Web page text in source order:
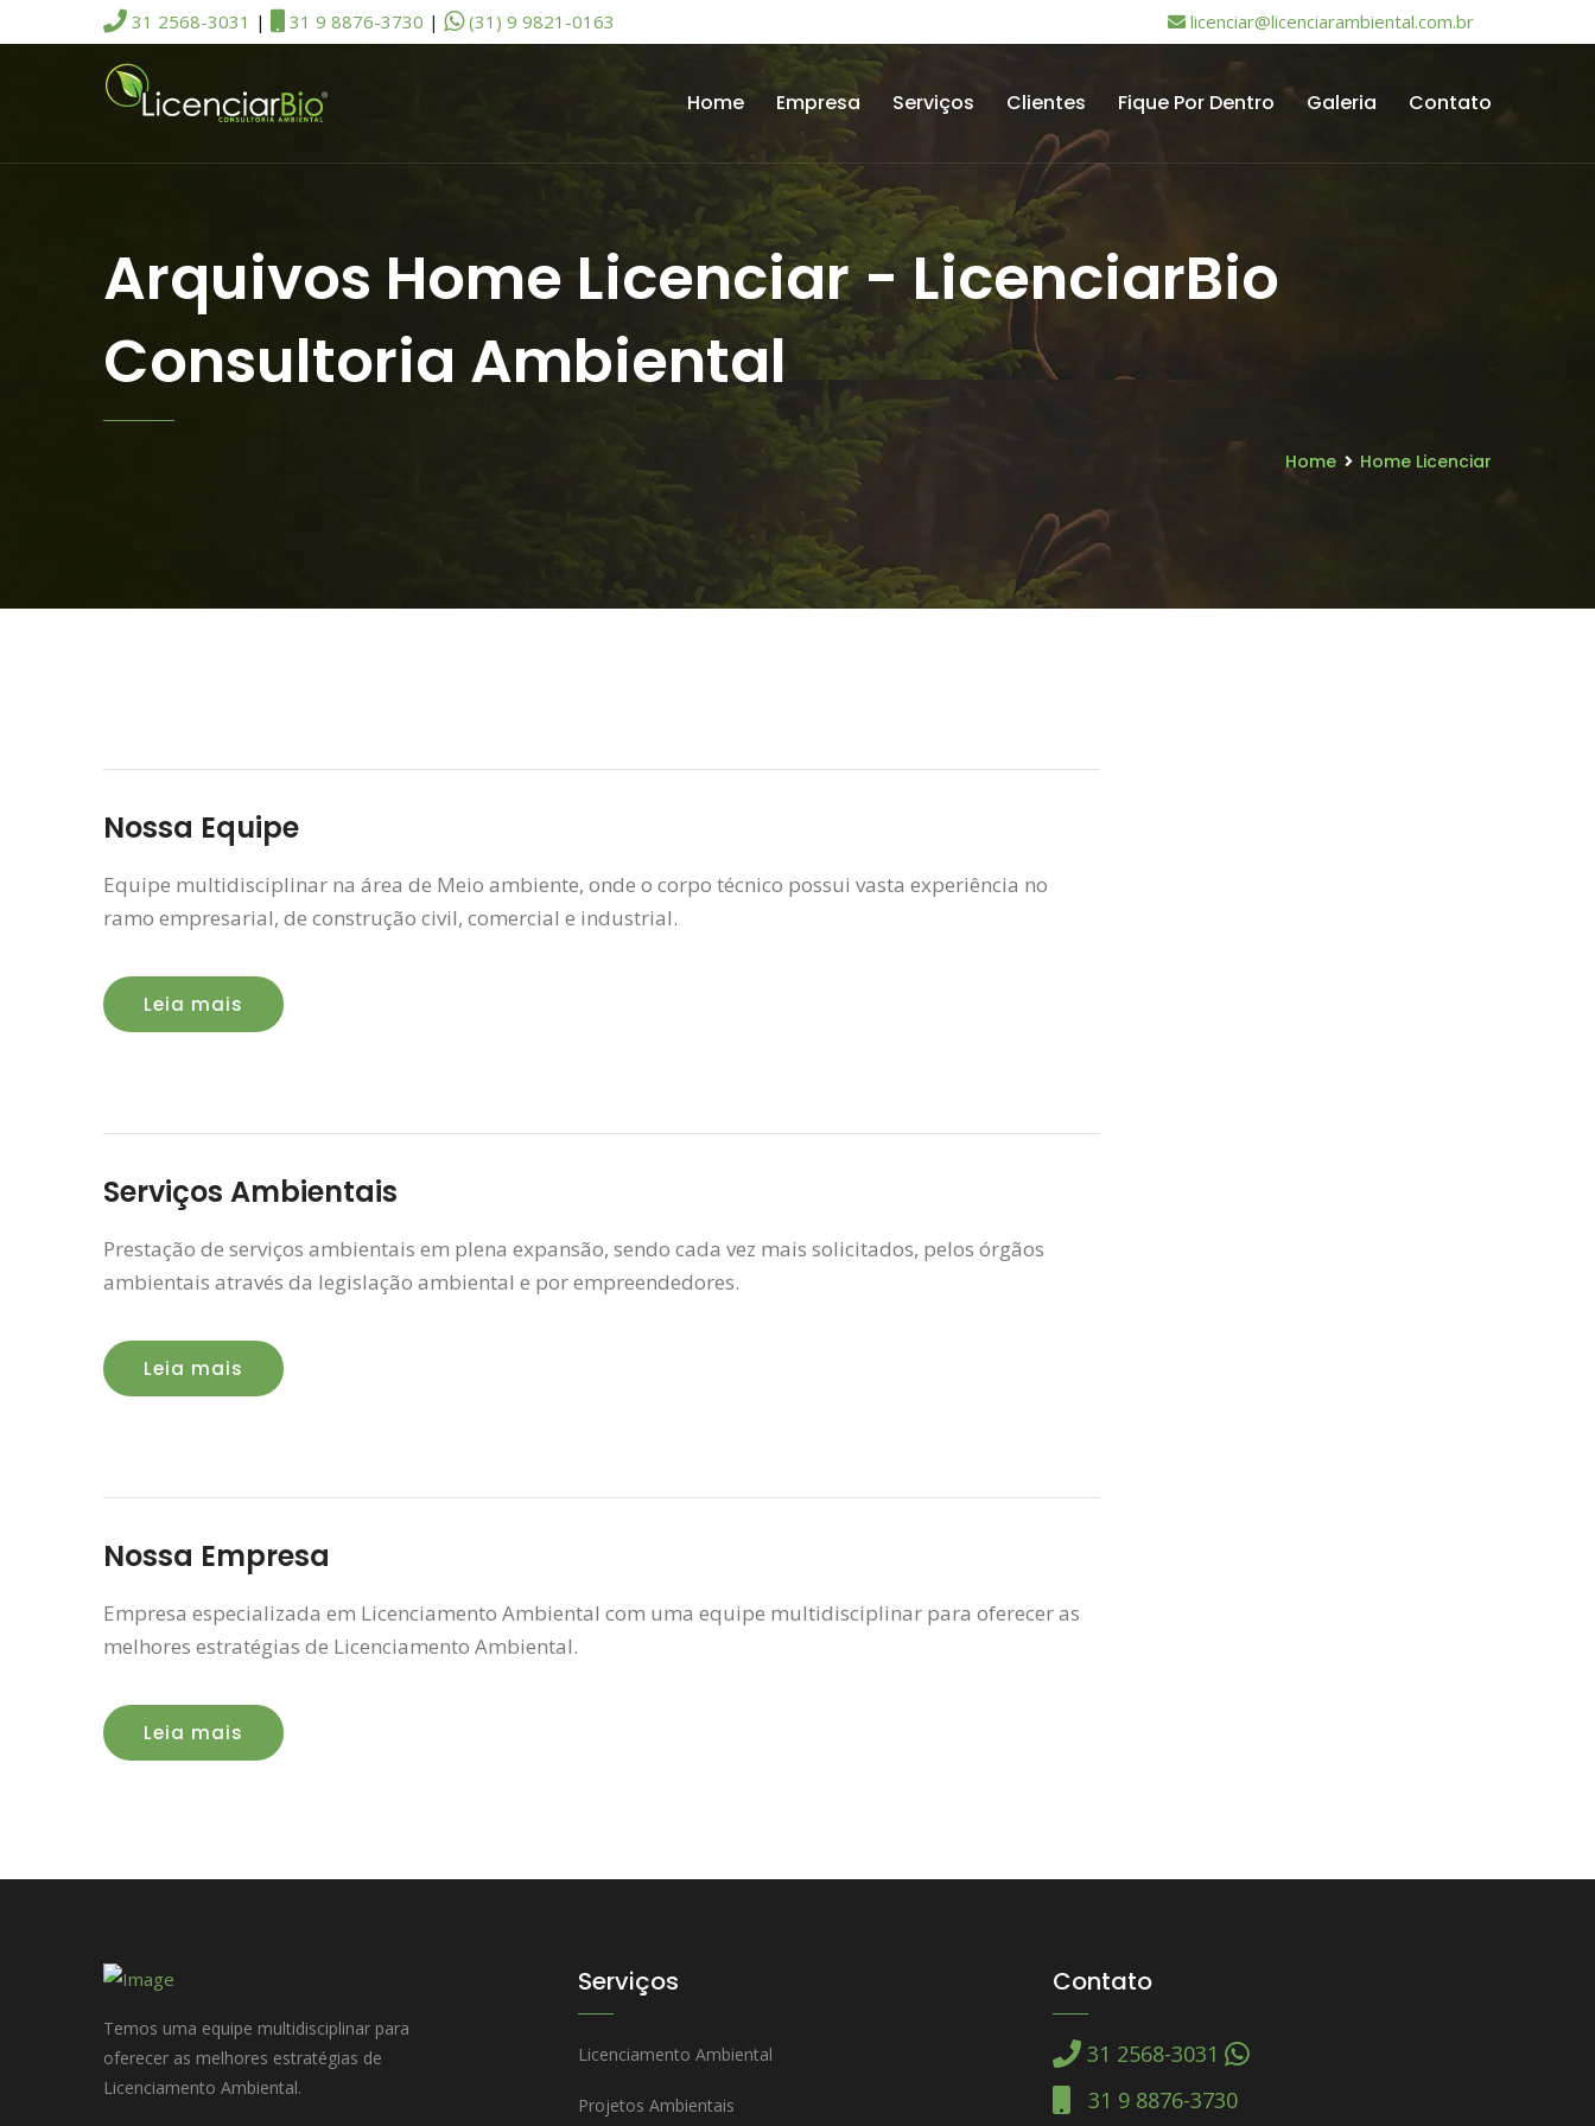
31 2568-3031 | 31 9 8876-3730 | (31) 9 9821-0163 licenciar@licenciarambiental.com.br
Home Empresa Serviços Clientes Fique Por Dentro Galeria Contato
Arquivos Home Licenciar - LicenciarBio
Consultoria Ambiental
Home Home Licenciar
Nossa Equipe
Equipe multidisciplinar na área de Meio ambiente, onde o corpo técnico possui vasta experiência no
ramo empresarial, de construção civil, comercial e industrial.
Leia mais
Serviços Ambientais
Prestação de serviços ambientais em plena expansão, sendo cada vez mais solicitados, pelos órgãos
ambientais através da legislação ambiental e por empreendedores.
Leia mais
Nossa Empresa
Empresa especializada em Licenciamento Ambiental com uma equipe multidisciplinar para oferecer as
melhores estratégias de Licenciamento Ambiental.
Leia mais
Temos uma equipe multidisciplinar para
oferecer as melhores estratégias de
Licenciamento Ambiental.
Serviços
Licenciamento Ambiental
Projetos Ambientais
Contato
31 2568-3031
31 9 8876-3730